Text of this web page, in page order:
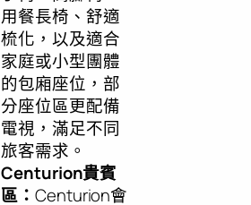
用餐長椅、舒適
梳化，以及適合
家庭或小型團體
的包廂座位，部
分座位區更配備
電視，滿足不同
旅客需求。
Centurion貴賓
區：Centurion會